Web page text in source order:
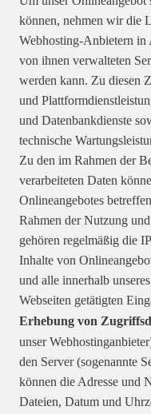
können, nehmen wir die
Webhosting-Anbietern in
von ihnen verwalteten
werden kann. Zu diesen
und
und Datenbankdienste
technische
Zu den im Rahmen der
verarbeiteten Daten
Onlineangebotes
Rahmen der Nutzung
gehören regelmäßig die
Inhalte von
und alle innerhalb
Webseiten getätigten
Erhebung von
unser
den Server (sogenannte
können die Adresse und
Dateien, Datum und